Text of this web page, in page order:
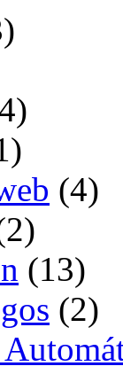
(4)
(13)
(2)